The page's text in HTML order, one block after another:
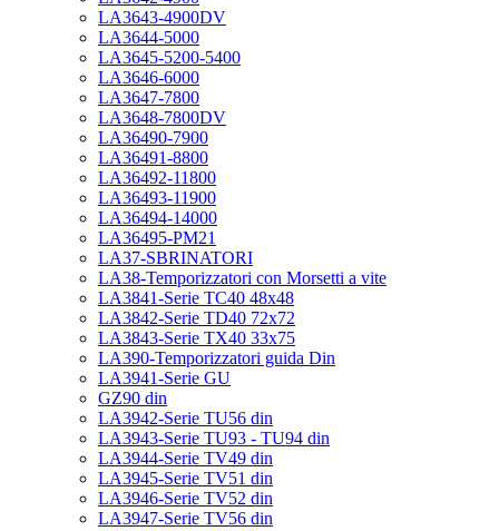
LA3643-4900DV
LA3644-5000
LA3645-5200-5400
LA3646-6000
LA3647-7800
LA3648-7800DV
LA36490-7900
LA36491-8800
LA36492-11800
LA36493-11900
LA36494-14000
LA36495-PM21
LA37-SBRINATORI
LA38-Temporizzatori con Morsetti a vite
LA3841-Serie TC40 48x48
LA3842-Serie TD40 72x72
LA3843-Serie TX40 33x75
LA390-Temporizzatori guida Din
LA3941-Serie GU
GZ90 din
LA3942-Serie TU56 din
LA3943-Serie TU93 - TU94 din
LA3944-Serie TV49 din
LA3945-Serie TV51 din
LA3946-Serie TV52 din
LA3947-Serie TV56 din